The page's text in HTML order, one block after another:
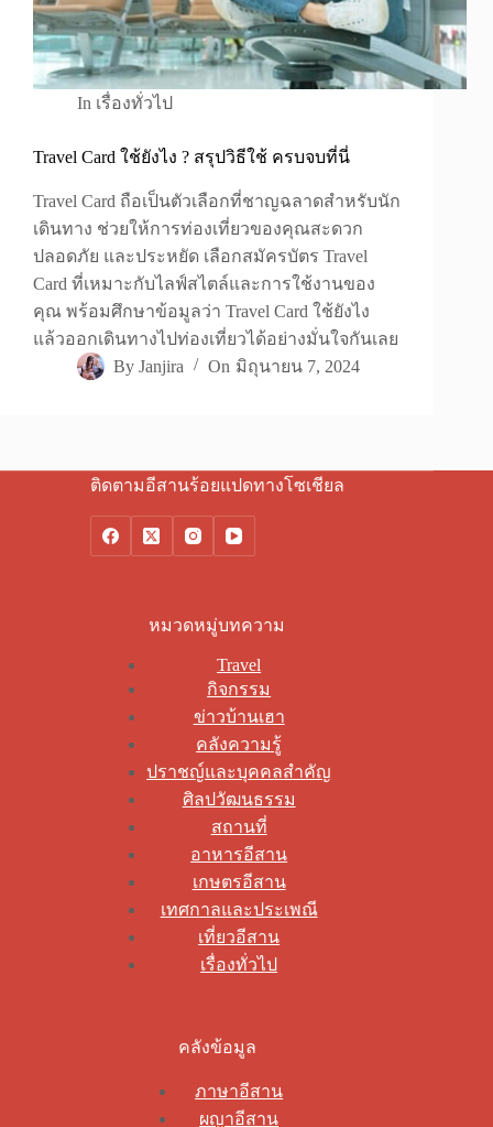
In เรื่องทั่วไป
Travel Card ใช้ยังไง ? สรุปวิธีใช้ ครบจบที่นี่
Travel Card ถือเป็นตัวเลือกที่ชาญฉลาดสำหรับนัก
เดินทาง ช่วยให้การท่องเที่ยวของคุณสะดวก
ปลอดภัย และประหยัด เลือกสมัครบัตร Travel
Card ที่เหมาะกับไลฟ์สไตล์และการใช้งานของ
คุณ พร้อมศึกษาข้อมูลว่า Travel Card ใช้ยังไง
แล้วออกเดินทางไปท่องเที่ยวได้อย่างมั่นใจกันเลย
By Janjira On มิถุนายน 7, 2024
ติดตามอีสานร้อยแปดทางโซเชียล
หมวดหมู่บทความ
Travel
กิจกรรม
ข่าวบ้านเฮา
คลังความรู้
ปราชญ์และบุคคลสำคัญ
ศิลปวัฒนธรรม
สถานที่
อาหารอีสาน
เกษตรอีสาน
เทศกาลและประเพณี
เที่ยวอีสาน
เรื่องทั่วไป
คลังข้อมูล
ภาษาอีสาน
ผญาอีสาน